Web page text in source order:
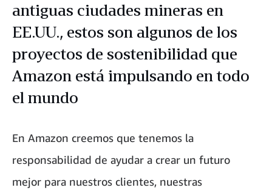
antiguas ciudades mineras en
EE.UU., estos son algunos de los
proyectos de sostenibilidad que
Amazon está impulsando en todo
el mundo
En Amazon creemos que tenemos la
responsabilidad de ayudar a crear un futuro
mejor para nuestros clientes, nuestras